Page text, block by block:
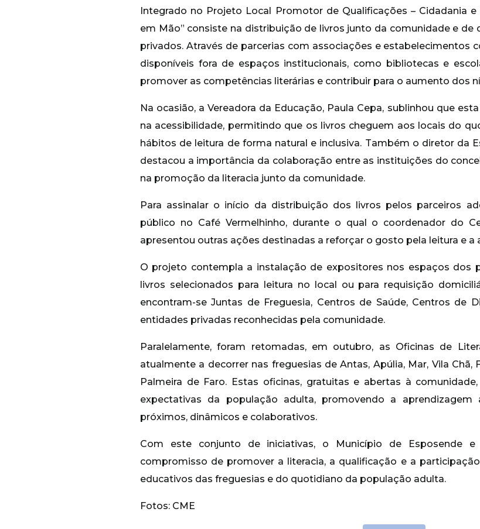
Integrado no Projeto Local Promotor de Qualificações – Cidadania e
em Mão” consiste na distribuição de livros junto da comunidade e de
privados. Através de parcerias com associações e estabelecimentos
disponíveis fora de espaços institucionais, como bibliotecas e
promover as competências literárias e contribuir para o aumento dos
Na ocasião, a Vereadora da Educação, Paula Cepa, sublinhou que
na acessibilidade, permitindo que os livros cheguem aos locais do
hábitos de leitura de forma natural e inclusiva. Também o diretor da
destacou a importância da colaboração entre as instituições do
na promoção da literacia junto da comunidade.
Para assinalar o início da distribuição dos livros pelos parceiros
público no Café Vermelhinho, durante o qual o coordenador do
apresentou outras ações destinadas a reforçar o gosto pela leitura e a
O projeto contempla a instalação de expositores nos espaços dos
livros selecionados para leitura no local ou para requisição
encontram-se Juntas de Freguesia, Centros de Saúde, Centros de
entidades privadas reconhecidas pela comunidade.
Paralelamente, foram retomadas, em outubro, as Oficinas de
atualmente a decorrer nas freguesias de Antas, Apúlia, Mar, Vila Chã,
Palmeira de Faro. Estas oficinas, gratuitas e abertas à
expectativas da população adulta, promovendo a
próximos, dinâmicos e colaborativos.
Com este conjunto de iniciativas, o Município de Esposende
compromisso de promover a literacia, a qualificação e a
educativos das freguesias e do quotidiano da população adulta.
Fotos: CME